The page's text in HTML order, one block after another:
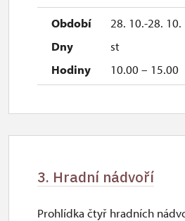
28. 10.-28. 10.
st
10.00 – 15.00
3. Hradní nádvoří
Prohlídka čtyř hradních